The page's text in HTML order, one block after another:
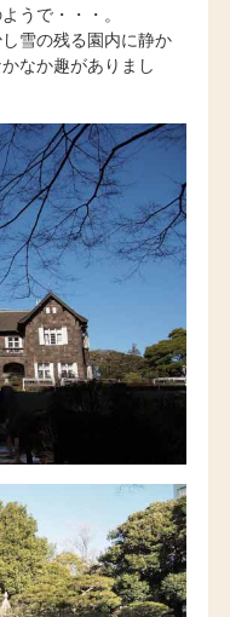
うで・・・。
雪の残る園内に静か
なか趣がありまし